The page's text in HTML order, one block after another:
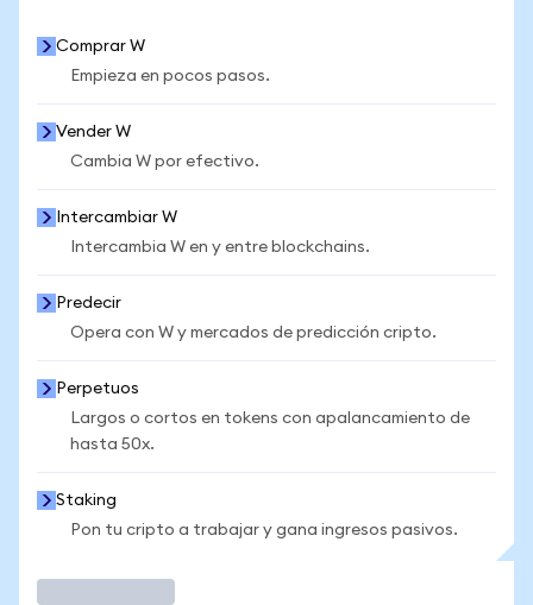
Comprar W
Empieza en pocos pasos.
Vender W
Cambia W por efectivo.
Intercambiar W
Intercambia W en y entre blockchains.
Predecir
Opera con W y mercados de predicción cripto.
Perpetuos
Largos o cortos en tokens con apalancamiento de
hasta 50x.
Staking
Pon tu cripto a trabajar y gana ingresos pasivos.